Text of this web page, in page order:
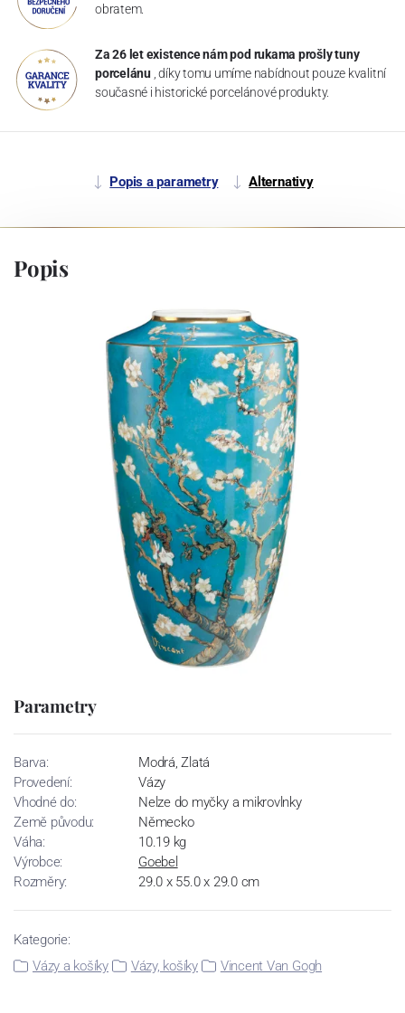
obratem.
Za 26 let existence nám pod rukama prošly tuny
porcelánu , díky tomu umíme nabídnout pouze kvalitní
současné i historické porcelánové produkty.
Popis a parametry Alternativy
Popis
Parametry
Barva:
Modrá, Zlatá
Provedení:
Vázy
Vhodné do:
Nelze do myčky a mikrovlnky
Země původu:
Německo
Váha:
10.19 kg
Výrobce:
Goebel
Rozměry:
29.0 x 55.0 x 29.0 cm
Kategorie:
Vázy a košíky
Vázy, košíky Vincent Van Gogh